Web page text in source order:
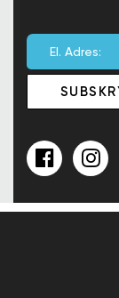
El. Adres: